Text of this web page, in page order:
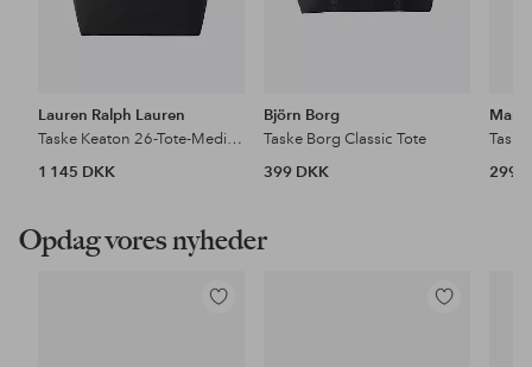
Lauren Ralph Lauren
Taske Keaton 26-Tote-Medium
1 145 DKK
Björn Borg
Taske Borg Classic Tote
399 DKK
299
Opdag vores nyheder
Tilføj
Tilføj